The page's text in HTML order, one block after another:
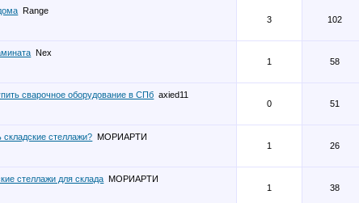
Range
3
102
Nex
1
58
сварочное оборудование в СПб axied11
0
51
складские стеллажи? МОРИАРТИ
1
26
стеллажи для склада МОРИАРТИ
1
38